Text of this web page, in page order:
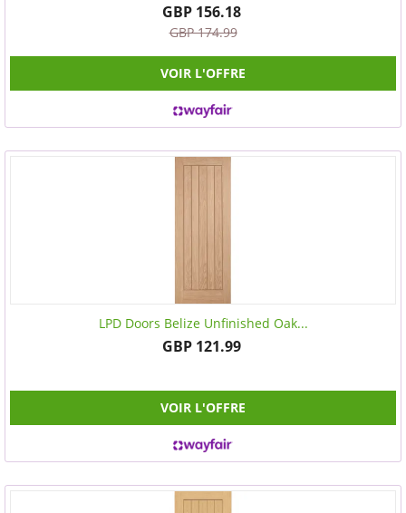
GBP 156.18
GBP 174.99
VOIR L'OFFRE
LPD Doors Belize Unfinished Oak...
GBP 121.99
VOIR L'OFFRE